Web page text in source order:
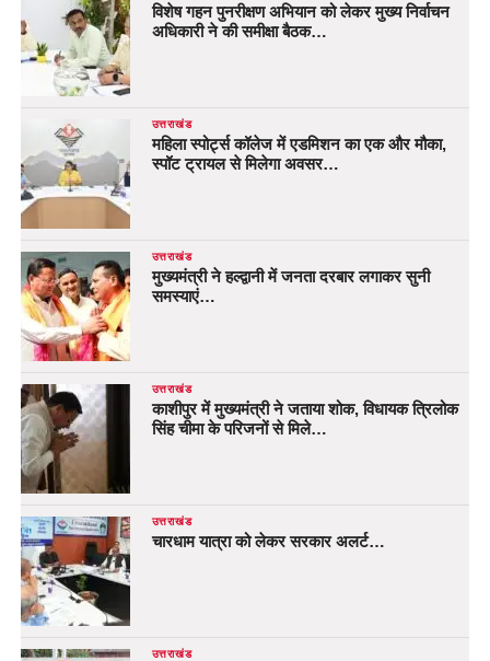
विशेष गहन पुनरीक्षण अभियान को लेकर मुख्य निर्वाचन
अधिकारी ने की समीक्षा बैठक…
उत्तराखंड
महिला स्पोर्ट्स कॉलेज में एडमिशन का एक और मौका,
स्पॉट ट्रायल से मिलेगा अवसर…
उत्तराखंड
मुख्यमंत्री ने हल्द्वानी में जनता दरबार लगाकर सुनी
समस्याएं…
उत्तराखंड
काशीपुर में मुख्यमंत्री ने जताया शोक, विधायक त्रिलोक
सिंह चीमा के परिजनों से मिले…
उत्तराखंड
चारधाम यात्रा को लेकर सरकार अलर्ट…
उत्तराखंड